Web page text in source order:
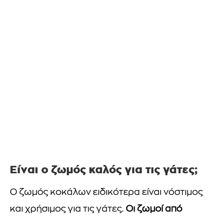
Είναι ο ζωμός καλός για τις γάτες;
Ο ζωμός κοκάλων ειδικότερα είναι νόστιμος
και χρήσιμος για τις γάτες. Οι ζωμοί από